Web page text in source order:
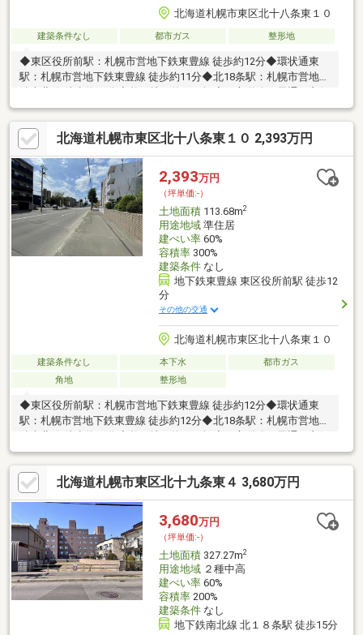
北海道札幌市東区北十八条東１０
建築条件なし 都市ガス 整形地
◆東区役所前駅：札幌市営地下鉄東豊線 徒歩約12分◆環状通東
駅：札幌市営地下鉄東豊線 徒歩約11分◆北18条駅：札幌市営地下
◎◇北１８条通に面しアクセス良好
北海道札幌市東区北十八条東１０ 2,393万円
2,393万円
（坪単価:-）
土地面積113.68m2
用途地域準住居
建ぺい率60%
容積率300%
建築条件なし
地下鉄東豊線 東区役所前駅 徒歩12
分
その他の交通
北海道札幌市東区北十八条東１０
建築条件なし 本下水
都市ガス
角地
整形地
◆東区役所前駅：札幌市営地下鉄東豊線 徒歩約12分◆環状通東
駅：札幌市営地下鉄東豊線 徒歩約12分◆北18条駅：札幌市営地下
◎◇北１８条通に面しアクセス良好
北海道札幌市東区北十九条東４ 3,680万円
3,680万円
（坪単価:-）
土地面積327.27m2
用途地域２種中高
建ぺい率60%
容積率200%
建築条件なし
地下鉄南北線 北１８条駅 徒歩15分